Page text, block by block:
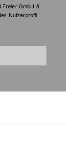
Freier GmbH &
Nutzerprofil